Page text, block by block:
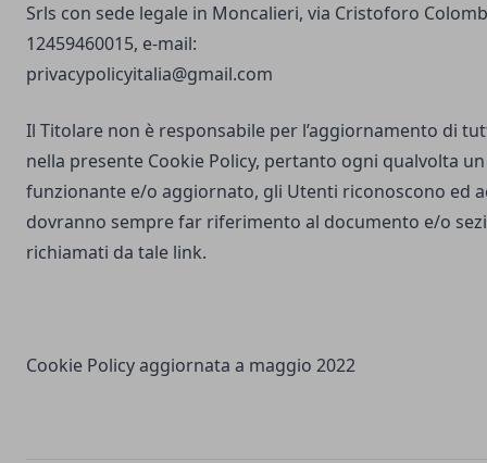
Srls con sede legale in Moncalieri, via Cristoforo
12459460015, e-mail:
privacypolicyitalia@gmail.com
Il Titolare non è responsabile per l’aggiornamento di
nella presente Cookie Policy, pertanto ogni qualvolta
funzionante e/o aggiornato, gli Utenti riconoscono ed
dovranno sempre far riferimento al documento e/o
richiamati da tale link.
Cookie Policy aggiornata a maggio 2022